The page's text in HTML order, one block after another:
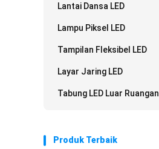
Lantai Dansa LED
Lampu Piksel LED
Tampilan Fleksibel LED
Layar Jaring LED
Tabung LED Luar Ruangan
Produk Terbaik